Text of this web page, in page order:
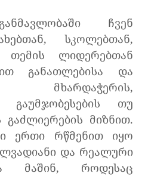
ჩვენ
სკოლებთან,
თემის ლიდერებთან
განათლებისა და
მხარდაჭერის,
გაუმჯობესების თუ
გაძლიერების მიზნით.
ერთი რწმენით იყო
და რეალური
მაშინ, როდესაც